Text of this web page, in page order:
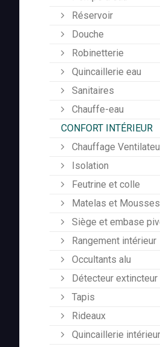
Réservoir
Douche
Robinetterie
Quincaillerie eau
Sanitaires
Chauffe-eau
CONFORT INTÉRIEUR
Chauffage
Isolation
Feutrine et colle
Matelas et Mousses
Siège et embase
Rangement intérieur
Occultants alu
Détecteur extincteur
Tapis
Rideaux
Quincaillerie intérieur